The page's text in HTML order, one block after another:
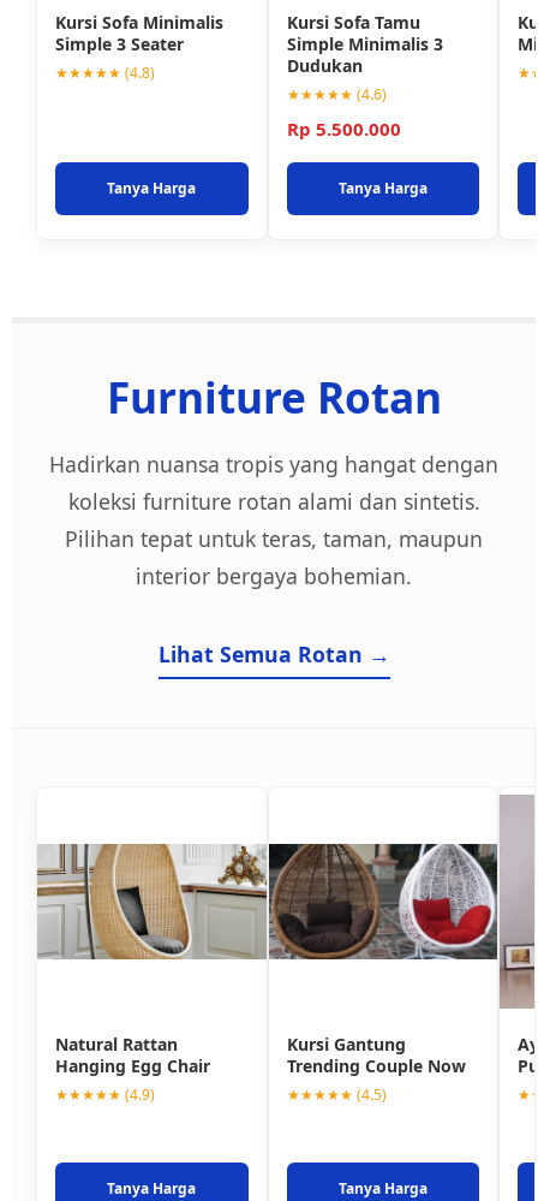
Kursi Sofa Minimalis
Simple 3 Seater
★★★★★ (4.8)
Tanya Harga
Kursi Sofa Tamu
Simple Minimalis 3
Dudukan
★★★★★ (4.6)
Rp 5.500.000
Tanya Harga
Furniture Rotan
Hadirkan nuansa tropis yang hangat dengan
koleksi furniture rotan alami dan sintetis.
Pilihan tepat untuk teras, taman, maupun
interior bergaya bohemian.
Lihat Semua Rotan →
Natural Rattan
Hanging Egg Chair
★★★★★ (4.9)
Tanya Harga
Kursi Gantung
Trending Couple Now
★★★★★ (4.5)
Tanya Harga